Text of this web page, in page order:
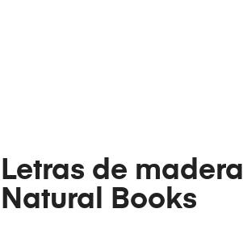
Letras de madera
Natural Books